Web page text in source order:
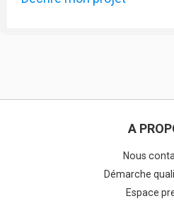
A
Nous
Démarche
Espace